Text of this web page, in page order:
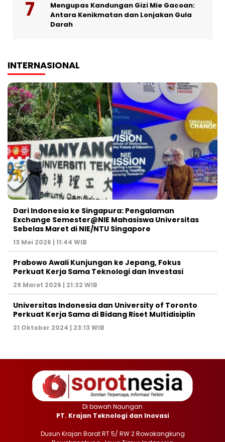
Mengupas Kandungan Gizi Mie Gacoan:
Antara Kenikmatan dan Lonjakan Gula
Darah
INTERNASIONAL
Dari Indonesia ke Singapura: Pengalaman
Exchange Semester@NIE Mahasiswa Universitas
Sebelas Maret di NIE/NTU Singapore
13 Mei 2026 | 11:44 WIB
Prabowo Awali Kunjungan ke Jepang, Fokus
Perkuat Kerja Sama Teknologi dan Investasi
29 Maret 2026 | 21:32 WIB
Universitas Indonesia dan University of Toronto
Perkuat Kerja Sama di Bidang Riset Multidisiplin
21 Oktober 2024 | 23:13 WIB
Di bawah Naungan
PT. Krajan Teknologi dan Inovasi
Dusun Krajan Barat RT 5/ RW 2 Rowokangkung